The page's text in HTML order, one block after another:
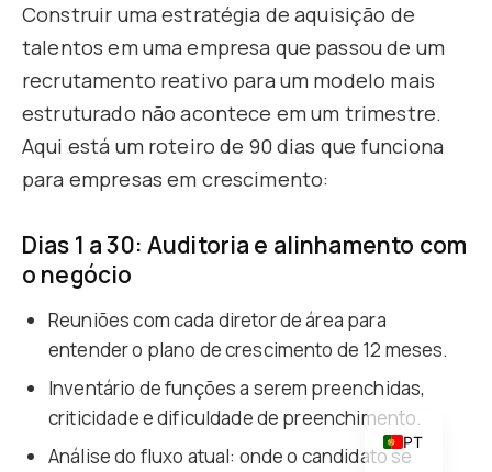
Construir uma estratégia de aquisição de
talentos em uma empresa que passou de um
recrutamento reativo para um modelo mais
estruturado não acontece em um trimestre.
Aqui está um roteiro de 90 dias que funciona
para empresas em crescimento:
Dias 1 a 30: Auditoria e alinhamento com
o negócio
Reuniões com cada diretor de área para
entender o plano de crescimento de 12 meses.
Inventário de funções a serem preenchidas,
criticidade e dificuldade de preenchimento.
Análise do fluxo atual: onde o candidato se
PT